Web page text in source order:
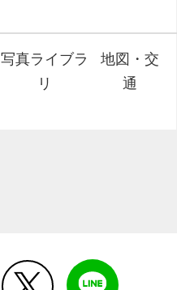
写真ライブラ
リ
地図・交
通